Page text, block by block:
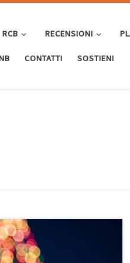
RCB RECENSIONI
CONTATTI SOSTIENI
anch’io, come tutti i grandi